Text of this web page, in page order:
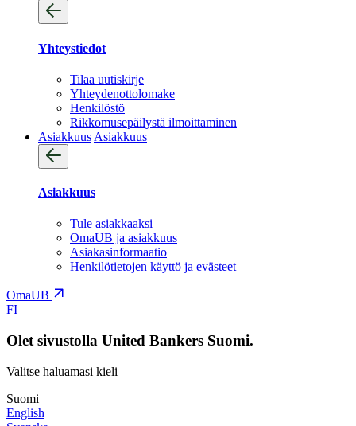
Yhteystiedot
Tilaa uutiskirje
Yhteydenotto­lomake
Henkilöstö
Rikkomusepäilystä ilmoittaminen
Asiakkuus Asiakkuus
Asiakkuus
Tule asiakkaaksi
OmaUB ja asiakkuus
Asiakasinformaatio
Henkilötietojen käyttö ja evästeet
OmaUB
FI
Olet sivustolla United Bankers Suomi.
Valitse haluamasi kieli
Suomi
English